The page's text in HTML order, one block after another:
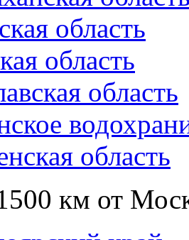
область
область
область
область
км от